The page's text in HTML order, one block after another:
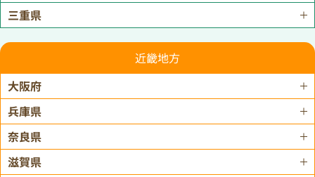
三重県
近畿地方
大阪府
兵庫県
奈良県
滋賀県